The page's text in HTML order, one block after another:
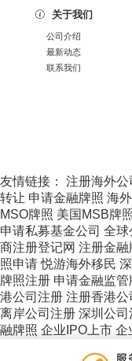
 关于我们
公司介绍
最新动态
联系我们
友情链接： 注册海外公
转让 申请金融牌照 海
MSO牌照 美国MSB牌
申请私募基金公司 全球
商注册登记网 注册金融
照申请 悦游海外移民
牌照注册 申请金融监管
港公司注册 注册香港公
离岸公司注册 深圳公司
融牌照 企业IPO上市 企